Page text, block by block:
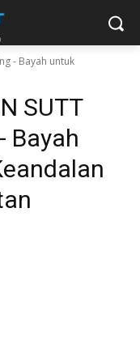
- Bayah untuk
SUTT
Bayah